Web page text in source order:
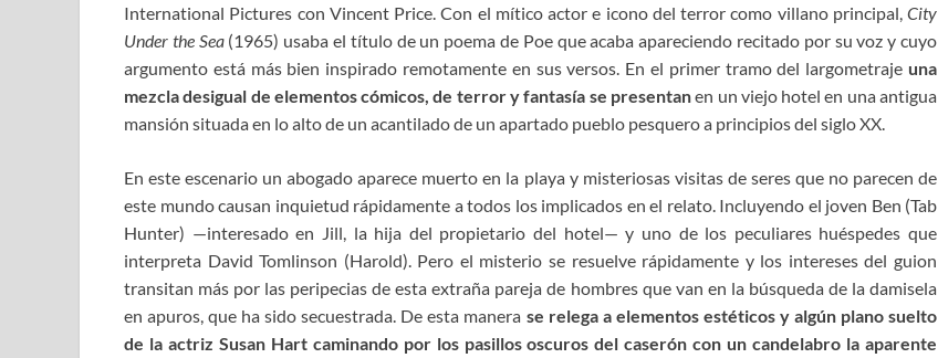
International Pictures con Vincent Price.Con el mítico actore icono del terror como villano principal, City
Under the Sea(1965) usabael título de un poema de Poeque acabaapareciendo recitado por su voz y cuyo
argumento está más bien inspirado remotamente en sus versos. En el primer tramo del largometraje una
mezcla desigual de elementoscómicos, de terror y fantasía se presentanen un viejo hotel en una antigua
mansión situadaen lo alto de un acantiladode un apartado pueblo pesqueroa principios del siglo XX.
En este escenario un abogadoaparece muerto en la playa y misteriosas visitas de seres que no parecen de
este mundo causan inquietud rápidamente a todos los implicados en el relato. Incluyendo el joven Ben (Tab
Hunter) —interesado en Jill,la hija del propietario del hotel— y uno de los peculiares huéspedes que
interpreta David Tomlinson (Harold). Pero el misterio se resuelve rápidamente y los intereses del guion
transitan más por las peripecias de esta extraña pareja de hombres que van en la búsqueda de la damisela
en apuros,que ha sido secuestrada. De esta manera se relega aelementos estéticos y algún plano suelto
de la actriz Susan Hart caminando por los pasillos oscuros del caserón con un candelabro la aparente